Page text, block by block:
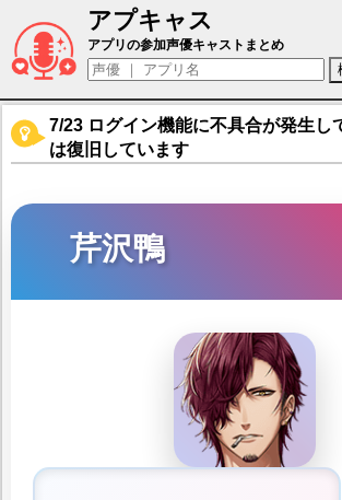
アプキャス
芹沢鴨（声優：諏訪部順一)
アプリの参加声優キャストまとめ
7/23 ログイン機能に不具合が発生し
は復旧しています
芹沢鴨